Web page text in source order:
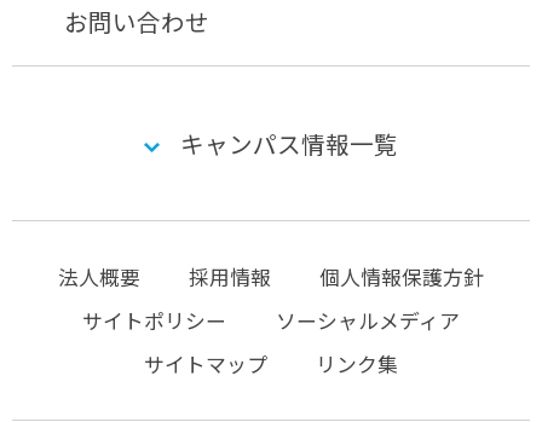
お問い合わせ
キャンパス情報一覧
法人概要 採用情報
個人情報保護方針
サイトポリシー
ソーシャルメディア
サイトマップ
リンク集